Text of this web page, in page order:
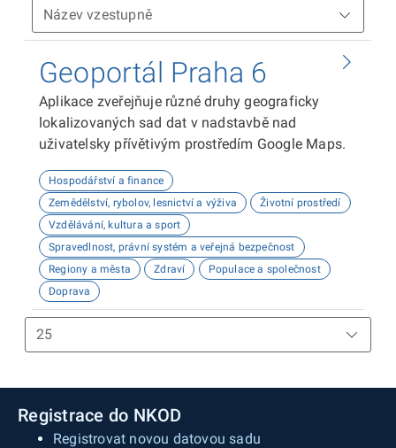
Geoportál Praha 6
Aplikace zveřejňuje různé druhy geograficky
lokalizovaných sad dat v nadstavbě nad
uživatelsky přívětivým prostředím Google Maps.
Hospodářství a finance
Zemědělství, rybolov, lesnictví a výživa
Životní prostředí
Vzdělávání, kultura a sport
Spravedlnost, právní systém a veřejná bezpečnost
Regiony a města
Zdraví
Populace a společnost
Doprava
Registrace do NKOD
Registrovat novou datovou sadu